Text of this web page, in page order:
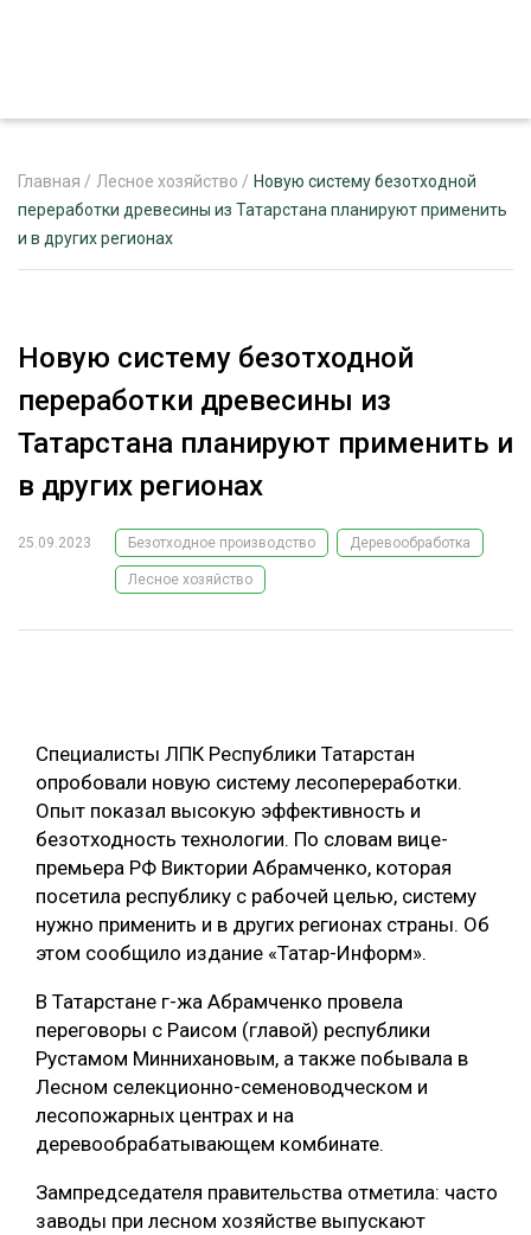
ЖУРНАЛ «ЛЕСНОЙ КОМПЛЕКС»
РЕКЛАМОДАТЕЛЯМ
ЛЕСНОЕ ХОЗЯЙСТВО
ОБРАБОТКА ДРЕВЕСИНЫ
ПРОИЗВОДСТВО ДРЕВЕСНЫХ ПЛИТ
ЦБП
КОМПЛЕКСНАЯ ПЕРЕРАБОТКА
ЛЕСОПИЛЕНИЕ
БЕЗОПАСНОЕ ПРОИЗВОДСТВО
СОРТИРОВКА ДРЕВЕСИНЫ
СУШКА ДРЕВЕСИНЫ
МЕБЕЛЬНОЕ ПРОИЗВОДСТВО
ПОДБОРКИ СТАТЕЙ
ЭКСПЕРТНОЕ МНЕНИЕ
Главная / Лесное хозяйство / Новую систему безотходной
переработки древесины из Татарстана планируют применить
и в других регионах
Новую систему безотходной
переработки древесины из
Татарстана планируют применить и
в других регионах
25.09.2023 Безотходное производство Деревообработка
Лесное хозяйство
Специалисты ЛПК Республики Татарстан
опробовали новую систему лесопереработки.
Опыт показал высокую эффективность и
безотходность технологии. По словам вице-
премьера РФ Виктории Абрамченко, которая
посетила республику с рабочей целью, систему
нужно применить и в других регионах страны. Об
этом сообщило издание «Татар-Информ».
В Татарстане г-жа Абрамченко провела
переговоры с Раисом (главой) республики
Рустамом Миннихановым, а также побывала в
Лесном селекционно-семеноводческом и
лесопожарных центрах и на
деревообрабатывающем комбинате.
Зампредседателя правительства отметила: часто
заводы при лесном хозяйстве выпускают